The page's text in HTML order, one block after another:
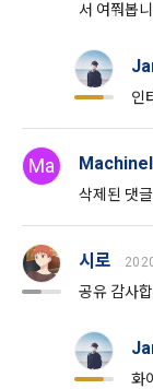
공고일자: 2023
시행일자: 2023
서 여쭤봅니
인
Ma
삭제된 댓
시로
공유 감사
화